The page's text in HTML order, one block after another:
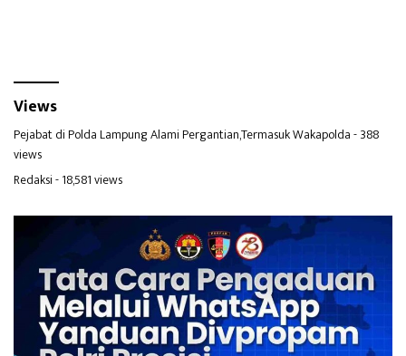
Views
Pejabat di Polda Lampung Alami Pergantian,Termasuk Wakapolda- 388
views
Redaksi- 18,581 views